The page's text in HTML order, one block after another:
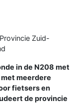
Zuid-
in de N208 met
meerdere
fietsers en
de provincie